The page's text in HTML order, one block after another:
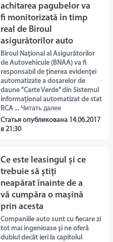
achitarea pagubelor va
fi monitorizată în timp
real de Biroul
asigurătorilor auto
Biroul Național al Asigurătorilor
de Autovehicule (BNAA) va fi
responsabil de ținerea evidenței
automatizate a dosarelor de
daune ”Carte Verde” din Sistemul
informațional automatizat de stat
RCA ... Читать далее
Статья опубликована 14.06.2017
в 21:30
Ce este leasingul şi ce
trebuie să ştiţi
neapărat înainte de a
vă cumpăra o maşină
prin acesta
Companiile auto sunt cu fiecare zi
tot mai ingenioase și ne oferă
dublul decât ieri la capitolul